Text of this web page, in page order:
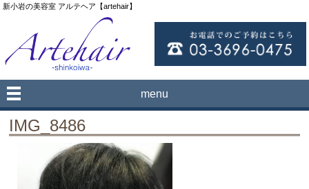
新小岩の美容室 アルテヘア【artehair】
menu
IMG_8486